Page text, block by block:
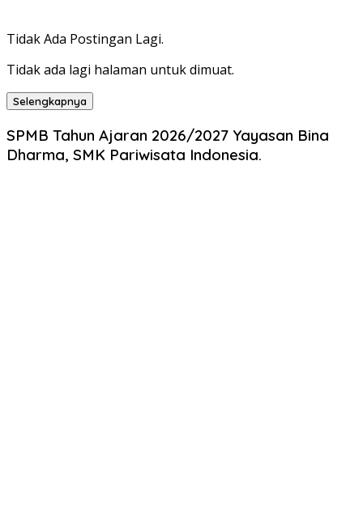
Tidak Ada Postingan Lagi.
Tidak ada lagi halaman untuk dimuat.
Selengkapnya
SPMB Tahun Ajaran 2026/2027 Yayasan Bina
Dharma, SMK Pariwisata Indonesia.